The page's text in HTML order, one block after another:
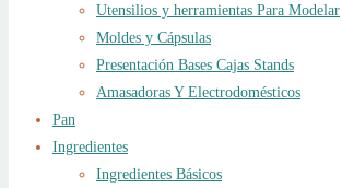
Utensilios y herramientas Para Modelar
Moldes y Cápsulas
Presentación Bases Cajas Stands
Amasadoras Y Electrodomésticos
Pan
Ingredientes
Ingredientes Básicos